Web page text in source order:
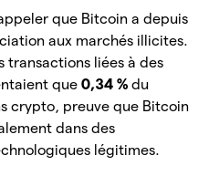
que Bitcoin a depuis
aux marchés illicites.
transactions liées à des
que 0,34 % du
crypto, preuve que Bitcoin
dans des
légitimes.